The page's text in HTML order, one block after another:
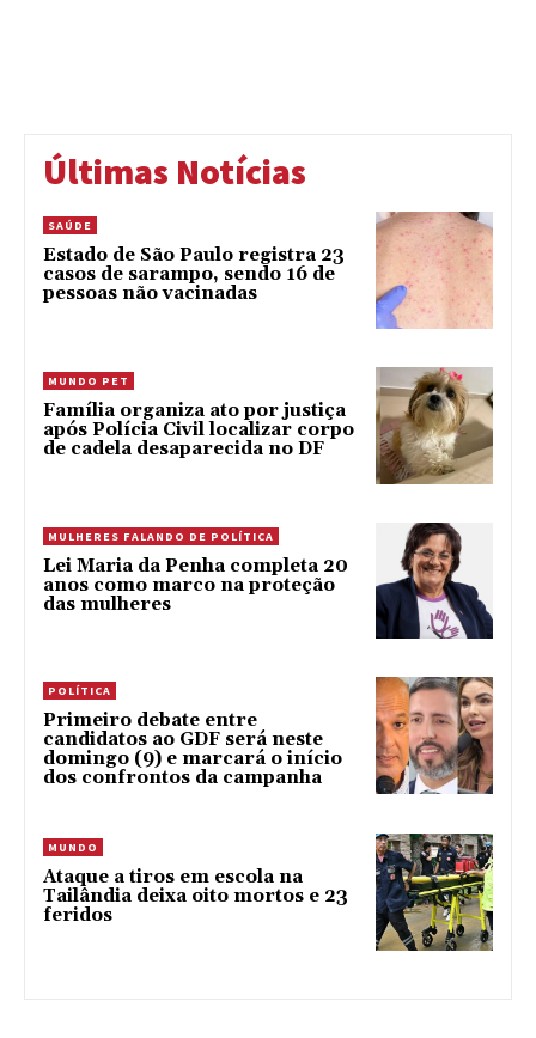
Últimas Notícias
SAÚDE
Estado de São Paulo registra 23
casos de sarampo, sendo 16 de
pessoas não vacinadas
MUNDO PET
Família organiza ato por justiça
após Polícia Civil localizar corpo
de cadela desaparecida no DF
MULHERES FALANDO DE POLÍTICA
Lei Maria da Penha completa 20
anos como marco na proteção
das mulheres
POLÍTICA
Primeiro debate entre
candidatos ao GDF será neste
domingo (9) e marcará o início
dos confrontos da campanha
MUNDO
Ataque a tiros em escola na
Tailândia deixa oito mortos e 23
feridos